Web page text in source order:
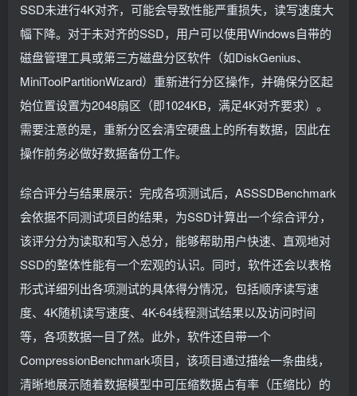
SSD未进行4K对齐，可能会导致性能严重损失，读写速度大
幅下降。对于未对齐的SSD，用户可以使用Windows自带的
磁盘管理工具或第三方磁盘分区软件（如DiskGenius、
MiniToolPartitionWizard）重新进行分区操作，并确保分区起
始位置设置为2048扇区（即1024KB，满足4K对齐要求）。
需要注意的是，重新分区会清空硬盘上的所有数据，因此在
操作前务必做好数据备份工作。
综合评分与结果展示：完成各项测试后，ASSSDBenchmark
会依据不同测试项目的结果，为SSD计算出一个综合评分，
该评分分为读取和写入总分，能够帮助用户快速、直观地对
SSD的整体性能有一个宏观的认识。同时，软件还会以表格
形式详细列出各项测试的具体得分情况，包括顺序读写速
度、4K随机读写速度、4K-64线程测试结果以及访问时间
等，各项数据一目了然。此外，软件还自带一个
CompressionBenchmark项目，该项目通过描绘一条曲线，
清晰地展示随着数据模型中可压缩数据占有率（压缩比）的